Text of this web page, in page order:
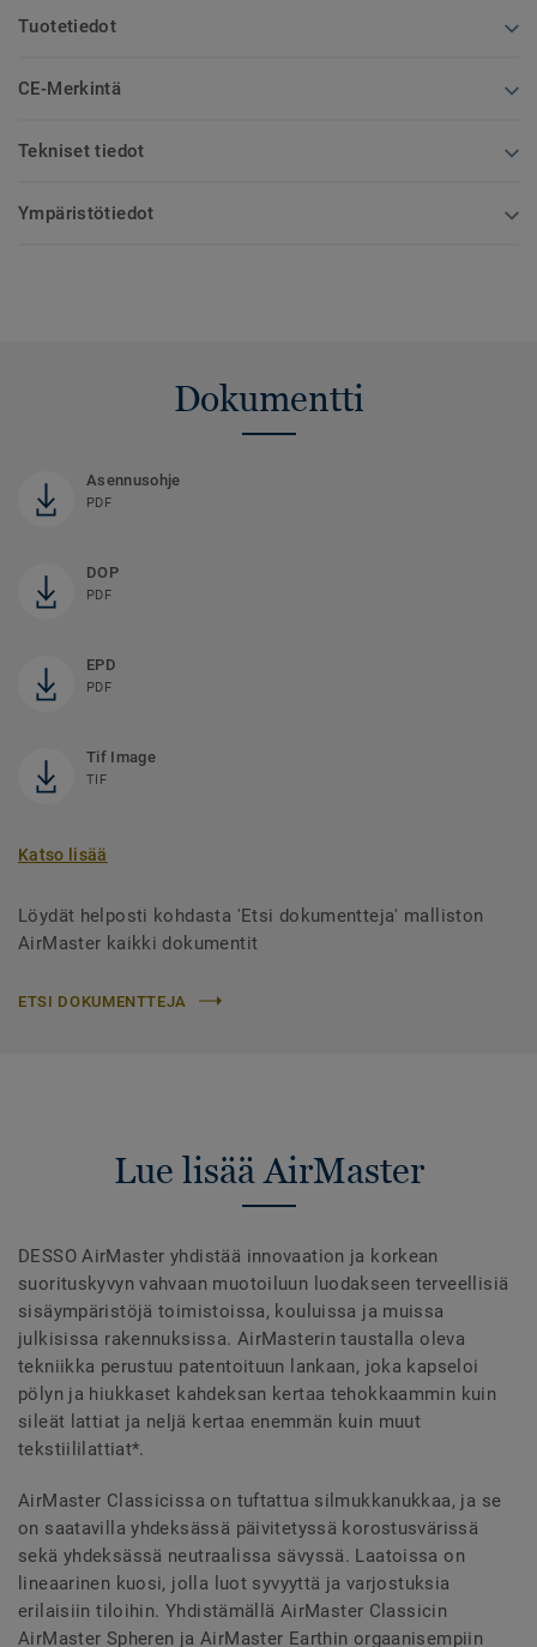
Tuotetiedot
CE-Merkintä
Tekniset tiedot
Ympäristötiedot
Dokumentti
Asennusohje
PDF
DOP
PDF
EPD
PDF
Tif Image
TIF
Katso lisää
Löydät helposti kohdasta 'Etsi dokumentteja' malliston
AirMaster kaikki dokumentit
ETSI DOKUMENTTEJA
Lue lisää AirMaster
DESSO AirMaster yhdistää innovaation ja korkean
suorituskyvyn vahvaan muotoiluun luodakseen terveellisiä
sisäympäristöjä toimistoissa, kouluissa ja muissa
julkisissa rakennuksissa. AirMasterin taustalla oleva
tekniikka perustuu patentoituun lankaan, joka kapseloi
pölyn ja hiukkaset kahdeksan kertaa tehokkaammin kuin
sileät lattiat ja neljä kertaa enemmän kuin muut
tekstiililattiat*.
AirMaster Classicissa on tuftattua silmukkanukkaa, ja se
on saatavilla yhdeksässä päivitetyssä korostusvärissä
sekä yhdeksässä neutraalissa sävyssä. Laatoissa on
lineaarinen kuosi, jolla luot syvyyttä ja varjostuksia
erilaisiin tiloihin. Yhdistämällä AirMaster Classicin
AirMaster Spheren ja AirMaster Earthin orgaanisempiin